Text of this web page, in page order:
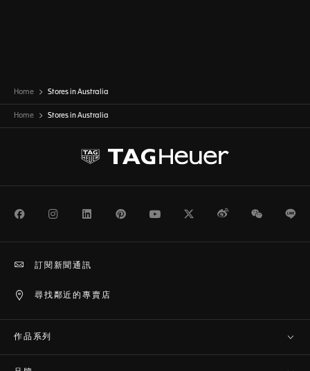
Home Stores in Australia
Home Stores in Australia
FacebookInstagramLinkedInPinterestYoutubeTwitterWeiboWeChat
尋找鄰近的專賣店
訂閱新聞通訊
作品系列